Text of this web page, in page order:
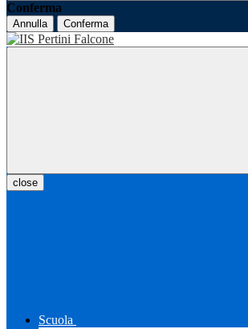
Conferma
Annulla Conferma
close
Scuola